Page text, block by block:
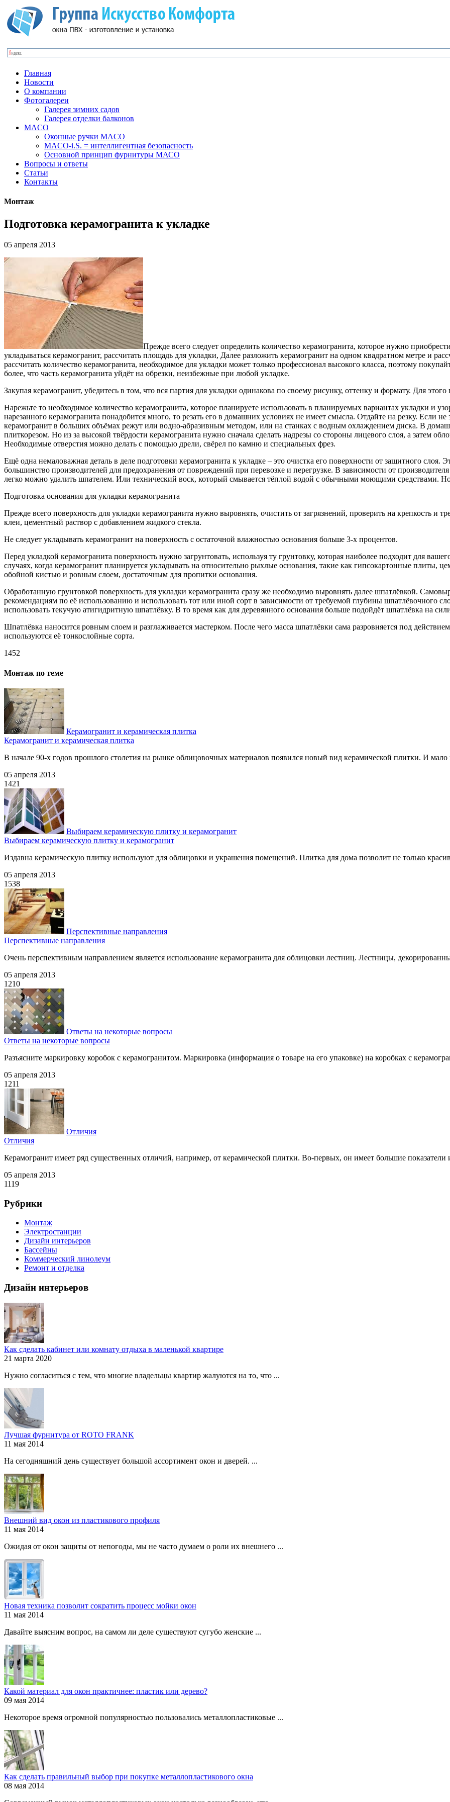
Главная
Новости
О компании
Фотогалереи
Галерея зимних садов
Галерея отделки балконов
MACO
Оконные ручки MACO
MACO-i.S. = интеллигентная безопасность
Основной принцип фурнитуры МАСО
Вопросы и ответы
Статьи
Контакты
Монтаж
Подготовка керамогранита к укладке
05 апреля 2013
Прежде всего следует определить количество керамогранита, которое нужно
укладываться керамогранит, рассчитать площадь для укладки, Далее разложить керамогранит на одном квадратном метре и
рассчитать количество керамогранита, необходимое для укладки может только профессионал высокого класса, поэтому
более, что часть керамогранита уйдёт на обрезки, неизбежные при любой укладке.
Закупая керамогранит, убедитесь в том, что вся партия для укладки одинакова по своему рисунку, оттенку и формату. Для
Нарежьте то необходимое количество керамогранита, которое планируете использовать в планируемых вариантах укладки и
нарезанного керамогранита понадобится много, то резать его в домашних условиях не имеет смысла. Отдайте на резку. Если
керамогранит в больших объёмах режут или водно-абразивным методом, или на станках с водным охлаждением диска. В
плиткорезом. Но из за высокой твёрдости керамогранита нужно сначала сделать надрезы со стороны лицевого слоя, а затем
Необходимые отверстия можно делать с помощью дрели, свёрел по камню и специальных фрез.
Ещё одна немаловажная деталь в деле подготовки керамогранита к укладке – это очистка его поверхности от защитного слоя.
большинство производителей для предохранения от повреждений при перевозке и перегрузке. В зависимости от
легко можно удалить шпателем. Или технический воск, который смывается тёплой водой с обычными моющими средствами. Но
Подготовка основания для укладки керамогранита
Прежде всего поверхность для укладки керамогранита нужно выровнять, очистить от загрязнений, проверить на крепкость и
клеи, цементный раствор с добавлением жидкого стекла.
Не следует укладывать керамогранит на поверхность с остаточной влажностью основания больше 3-х процентов.
Перед укладкой керамогранита поверхность нужно загрунтовать, используя ту грунтовку, которая наиболее подходит для
случаях, когда керамогранит планируется укладывать на относительно рыхлые основания, такие как гипсокартонные плиты,
обойной кистью и ровным слоем, достаточным для пропитки основания.
Обработанную грунтовкой поверхность для укладки керамогранита сразу же необходимо выровнять далее шпатлёвкой.
рекомендациям по её использованию и использовать тот или иной сорт в зависимости от требуемой глубины шпатлёвочного
использовать текучую атигидритную шпатлёвку. В то время как для деревянного основания больше подойдёт шпатлёвка на
Шпатлёвка наносится ровным слоем и разглаживается мастерком. После чего масса шпатлёвки сама разровняется под
используются её тонкослойные сорта.
1452
Монтаж по теме
Керамогранит и керамическая плитка
Керамогранит и керамическая плитка
В начале 90-х годов прошлого столетия на рынке облицовочных материалов появился новый вид керамической плитки. И мало
05 апреля 2013
1421
Выбираем керамическую плитку и керамогранит
Выбираем керамическую плитку и керамогранит
Издавна керамическую плитку используют для облицовки и украшения помещений. Плитка для дома позволит не только
05 апреля 2013
1538
Перспективные направления
Перспективные направления
Очень перспективным направлением является использование керамогранита для облицовки лестниц. Лестницы,
05 апреля 2013
1210
Ответы на некоторые вопросы
Ответы на некоторые вопросы
Разъясните маркировку коробок с керамогранитом. Маркировка (информация о товаре на его упаковке) на коробках с
05 апреля 2013
1211
Отличия
Отличия
Керамогранит имеет ряд существенных отличий, например, от керамической плитки. Во-первых, он имеет большие показатели
05 апреля 2013
1119
Рубрики
Монтаж
Электростанции
Дизайн интерьеров
Бассейны
Коммерческий линолеум
Ремонт и отделка
Дизайн интерьеров
Как сделать кабинет или комнату отдыха в маленькой квартире
21 марта 2020
Нужно согласиться с тем, что многие владельцы квартир жалуются на то, что ...
Лучшая фурнитура от ROTO FRANK
11 мая 2014
На сегодняшний день существует большой ассортимент окон и дверей. ...
Внешний вид окон из пластикового профиля
11 мая 2014
Ожидая от окон защиты от непогоды, мы не часто думаем о роли их внешнего ...
Новая техника позволит сократить процесс мойки окон
11 мая 2014
Давайте выясним вопрос, на самом ли деле существуют сугубо женские ...
Какой материал для окон практичнее: пластик или дерево?
09 мая 2014
Некоторое время огромной популярностью пользовались металлопластиковые ...
Как сделать правильный выбор при покупке металлопластикового окна
08 мая 2014